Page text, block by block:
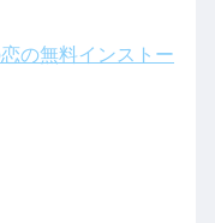
の無料インストー